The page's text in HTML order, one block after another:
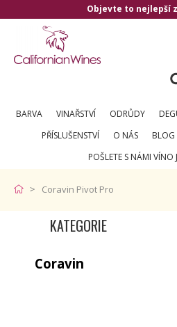
Objevte to nejlepší z Kalifornie
BARVA VINAŘSTVÍ ODRŮDY
PŘÍSLUŠENSTVÍ
O NÁS BLOG
POŠLETE S NÁMI VÍNO
Coravin Pivot Pro
KATEGORIE
Coravin